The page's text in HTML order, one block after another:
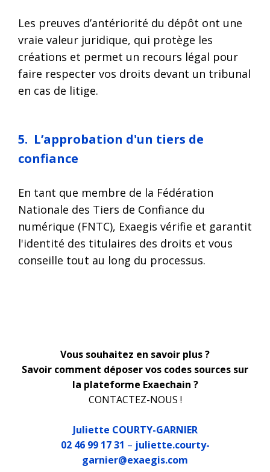
Les preuves d’antériorité du dépôt ont une
vraie valeur juridique, qui protège les
créations et permet un recours légal pour
faire respecter vos droits devant un tribunal
en cas de litige.
5. L’approbation d'un tiers de
confiance
En tant que membre de la Fédération
Nationale des Tiers de Confiance du
numérique (FNTC), Exaegis vérifie et garantit
l'identité des titulaires des droits et vous
conseille tout au long du processus.
Vous souhaitez en savoir plus ?
Savoir comment déposer vos codes sources sur
la plateforme Exaechain ?
CONTACTEZ-NOUS !
Juliette COURTY-GARNIER
02 46 99 17 31 – juliette.courty-
garnier@exaegis.com